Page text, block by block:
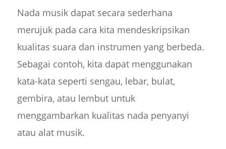
Nada musik dapat secara sederhana
merujuk pada cara kita mendeskripsikan
kualitas suara dan instrumen yang berbeda.
Sebagai contoh, kita dapat menggunakan
kata-kata seperti sengau, lebar, bulat,
gembira, atau lembut untuk
menggambarkan kualitas nada penyanyi
atau alat musik.